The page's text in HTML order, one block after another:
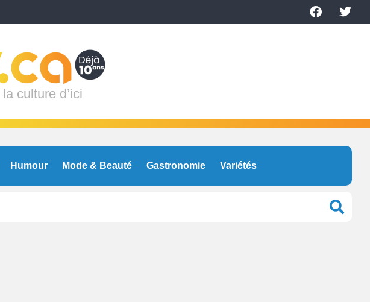
culture d’ici
Humour Mode & Beauté Gastronomie Variétés